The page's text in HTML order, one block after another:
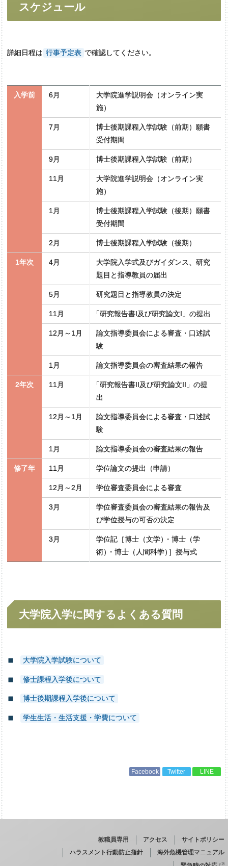
スケジュール
詳細日程は 行事予定表 で確認してください。
入学前 6月
大学院進学説明会（オンライン実
施）
7月
博士後期課程入学試験（前期）願書
受付期間
9月 博士後期課程入学試験（前期）
11月
大学院進学説明会（オンライン実
施）
1月
博士後期課程入学試験（後期）願書
受付期間
2月 博士後期課程入学試験（後期）
1年次 4月
大学院入学式及びガイダンス、研究
題目と指導教員の届出
5月 研究題目と指導教員の決定
11月 「研究報告書I及び研究論文I」の提出
12月～1月
論文指導委員会による審査・口述試
験
1月 論文指導委員会の審査結果の報告
2年次 11月 「研究報告書II及び研究論文II」の提
出
12月～1月
論文指導委員会による審査・口述試
験
1月 論文指導委員会の審査結果の報告
修了年 11月 学位論文の提出（申請）
12月～2月 学位審査委員会による審査
3月
学位審査委員会の審査結果の報告及
び学位授与の可否の決定
3月 学位記［博士（文学） ・博士（学
術） ・博士（人間科学） ］授与式
大学院入学に 関するよく ある質問
大学院入学試験について
修士課程入学後について
博士後期課程入学後について
学生生活・生活支援・学費について
Facebook Twitter LINE
教職員専用 アクセス
サイトポリシー
ハラスメント行動防止指針
海外危機管理マニュアル